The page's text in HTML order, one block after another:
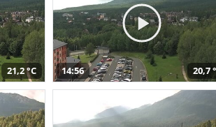
21,2 °C 14:56 20,7